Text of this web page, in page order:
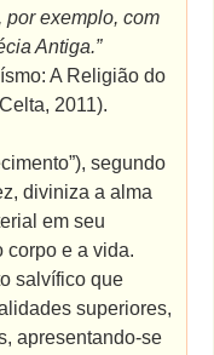
por exemplo, com
Antiga.”
A Religião do
2011).
segundo
diviniza a alma
em seu
corpo e a vida.
salvífico que
superiores,
apresentando-se